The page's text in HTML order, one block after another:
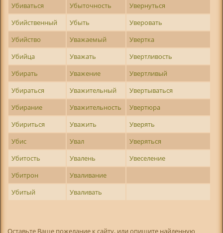
Убиваться
Убыточность
Увернуться
Убийственный
Убыть
Уверовать
Убийство
Уважаемый
Увертка
Убийца
Уважать
Увертливость
Убирать
Уважение
Увертливый
Убираться
Уважительный
Увертываться
Убирание
Уважительность
Увертюра
Убириться
Уважить
Уверять
Убис
Увал
Уверяться
Убитость
Увалень
Увеселение
Убитрон
Уваливание
Убитый
Уваливать
Оставьте Ваше пожелание к сайту, или опишите найденную